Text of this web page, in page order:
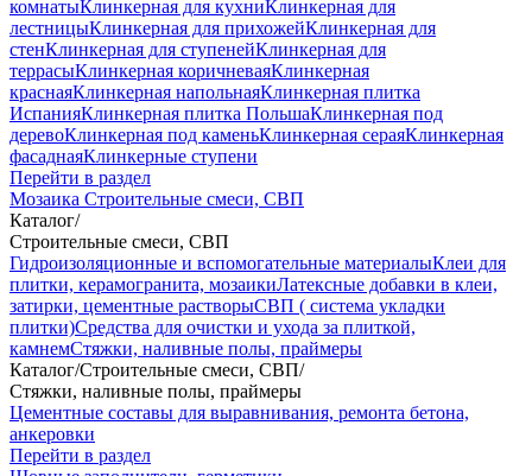
комнатыКлинкерная для кухниКлинкерная для
лестницыКлинкерная для прихожейКлинкерная для
стенКлинкерная для ступенейКлинкерная для
террасыКлинкерная коричневаяКлинкерная
краснаяКлинкерная напольнаяКлинкерная плитка
ИспанияКлинкерная плитка ПольшаКлинкерная под
деревоКлинкерная под каменьКлинкерная сераяКлинкерная
фасаднаяКлинкерные ступени
Перейти в раздел
Мозаика Строительные смеси, СВП
Каталог/
Строительные смеси, СВП
Гидроизоляционные и вспомогательные материалыКлеи для
плитки, керамогранита, мозаикиЛатексные добавки в клеи,
затирки, цементные растворыСВП ( система укладки
плитки)Средства для очистки и ухода за плиткой,
камнемСтяжки, наливные полы, праймеры
Каталог/Строительные смеси, СВП/
Стяжки, наливные полы, праймеры
Цементные составы для выравнивания, ремонта бетона,
анкеровки
Перейти в раздел